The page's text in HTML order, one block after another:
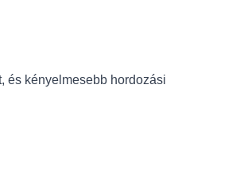
és kényelmesebb hordozási